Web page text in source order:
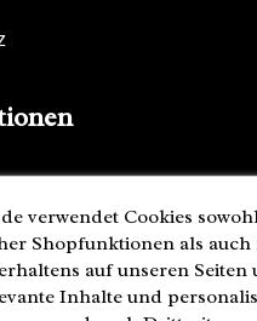
Zahlung
Hotline
verwendet Cookies
Shopfunktionen als auch
auf unseren
Inhalte und